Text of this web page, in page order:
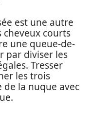
est une autre
courts
une queue-de-
par diviser les
Tresser
les trois
de la nuque avec